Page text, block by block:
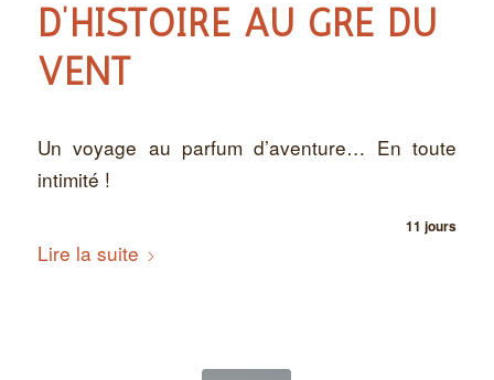
D’HISTOIRE AU GRÉ DU
VENT
Un voyage au parfum d’aventure… En toute
intimité !
11 jours
Lire la suite